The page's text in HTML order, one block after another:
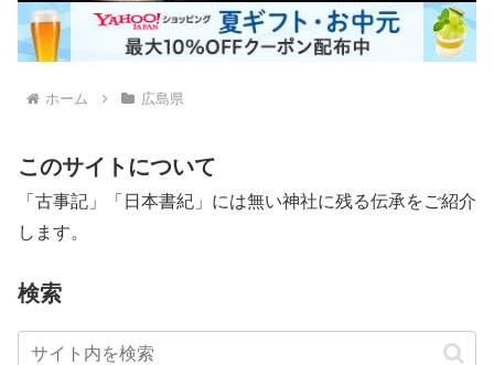
ホーム 広島県
このサイトについて
「古事記」「日本書紀」には無い神社に残る伝承をご紹介
します。
検索